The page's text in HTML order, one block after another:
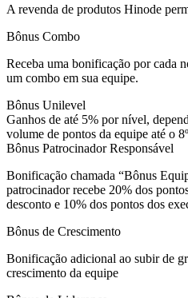
A revenda de produtos Hinode
Bônus Combo
Receba uma bonificação por cada
um combo em sua equipe.
Bônus Unilevel
Ganhos de até 5% por nível,
volume de pontos da equipe até o
Bônus Patrocinador Responsável
Bonificação chamada “Bônus
patrocinador recebe 20% dos
desconto e 10% dos pontos dos
Bônus de Crescimento
Bonificação adicional ao subir de
crescimento da equipe